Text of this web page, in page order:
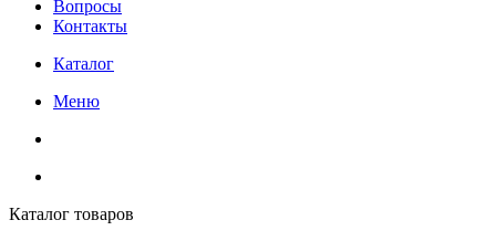
Вопросы
Контакты
Каталог
Меню
Каталог товаров